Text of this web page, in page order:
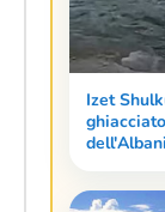
Izet